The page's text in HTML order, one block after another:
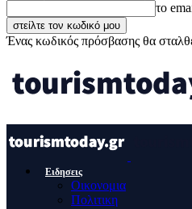
το
Ένας κωδικός πρόσβασης θα
Ειδησεις
Οικονομια
Πολιτικη